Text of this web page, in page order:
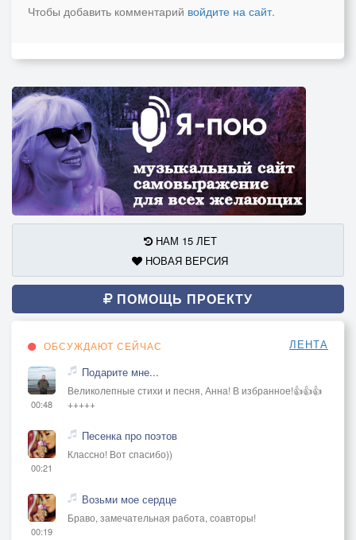
Чтобы добавить комментарий войдите на сайт.
НАМ 15 ЛЕТ
НОВАЯ ВЕРСИЯ
ПОМОЩЬ ПРОЕКТУ
ОБСУЖДАЮТ СЕЙЧАС ЛЕНТА
00:48
Подарите мне...
Великолепные стихи и песня, Анна! В избранное!👍👍👍
+++++
00:21
Песенка про поэтов
Классно! Вот спасибо))
00:19
Возьми мое сердце
Браво, замечательная работа, соавторы!